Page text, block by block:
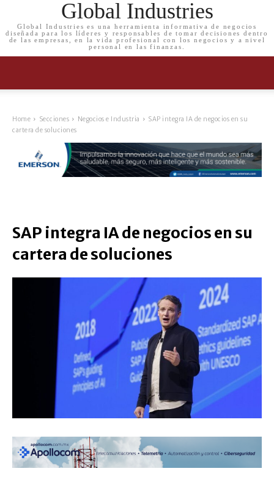
Global Industries
Global Industries es una herramienta informativa de negocios
diseñada para los líderes y responsables de tomar decisiones dentro
de las empresas, en la vida profesional con los negocios y a nivel
personal en las finanzas.
Home Secciones Negocios e Industria
SAP integra IA de negocios en su
cartera de soluciones
SAP integra IA de negocios en su
cartera de soluciones